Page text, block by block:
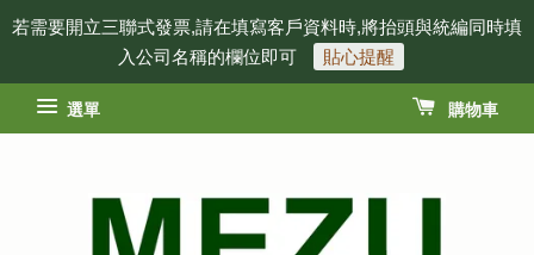
若需要開立三聯式發票,請在填寫客戶資料時,將抬頭與統編同時填
入公司名稱的欄位即可
貼心提醒
選單 購物車